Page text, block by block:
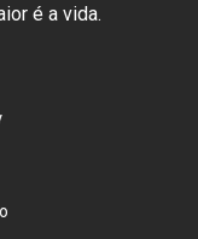
é a vida.